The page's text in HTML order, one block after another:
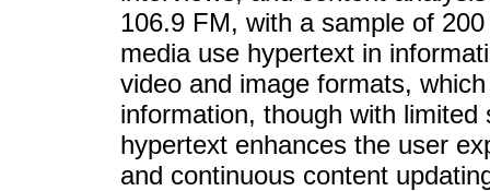
106.9 FM, with a sample of
media use hypertext in
video and image formats,
information, though with
hypertext enhances the user
and continuous content